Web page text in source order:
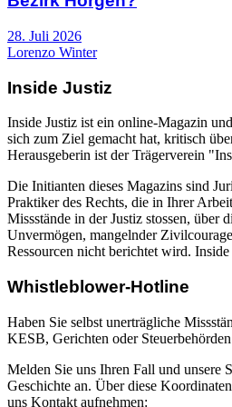
28. Juli 2026
Lorenzo Winter
Inside Justiz
Inside Justiz ist ein online-Magazin
sich zum Ziel gemacht hat, kritisch
Herausgeberin ist der Trägerverein
Die Initianten dieses Magazins sind
Praktiker des Rechts, die in Ihrer
Missstände in der Justiz stossen, über
Unvermögen, mangelnder
Ressourcen nicht berichtet wird.
Whistleblower-Hotline
Haben Sie selbst unerträgliche
KESB, Gerichten oder
Melden Sie uns Ihren Fall und unsere
Geschichte an. Über diese
uns Kontakt aufnehmen: